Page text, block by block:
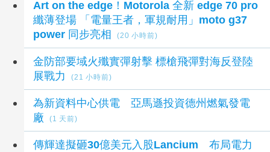
Art on the edge！Motorola 全新 edge 70 pro
纖薄登場 「電量王者，軍規耐用」moto g37
power 同步亮相
(20 小時前)
金防部要域火殲實彈射擊 標槍飛彈對海反登陸
展戰力
(21 小時前)
為新資料中心供電 亞馬遜投資德州燃氣發電
廠
(1 天前)
傳輝達擬砸30億美元入股Lancium 布局電力